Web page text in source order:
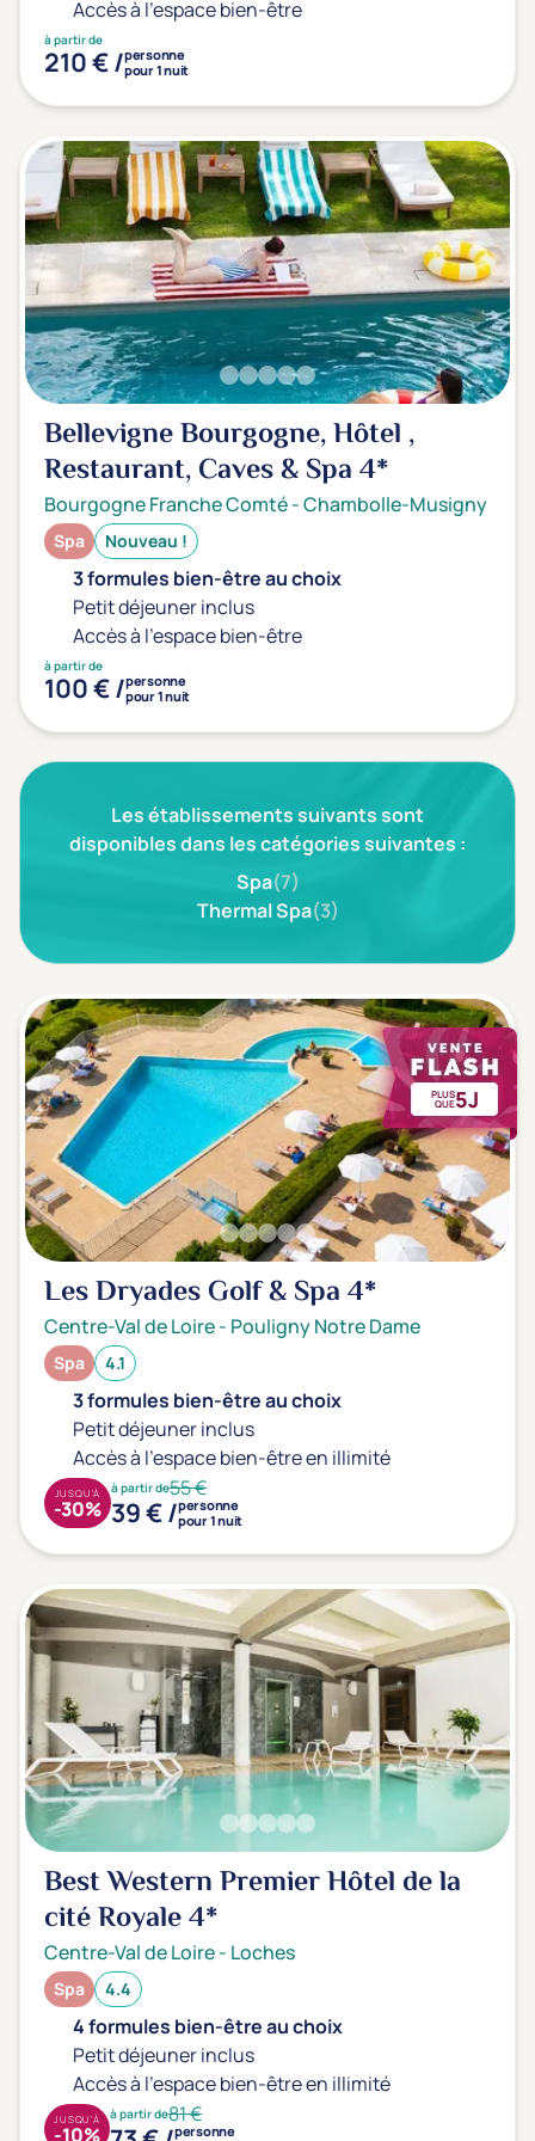
Sport
Yoga
(0)
Offres spéciales
Vente Flash & Promo
(0)
Offres spéciales Solo
(0)
Distance de chez vous
Établissements proches de chez moi
Km
Transports & hébergement
Soins sans hébergement
Offre séjour + vol inclus
Accès à l'espace bien-être
à partir de
210 € /personne
pour 1 nuit
Bellevigne Bourgogne, Hôtel ,
Restaurant, Caves & Spa4*
Bourgogne Franche Comté-Chambolle-Musigny
Spa Nouveau !
3 formules bien-être au choix
Petit déjeuner inclus
Accès à l'espace bien-être
à partir de
100 € /personne
pour 1 nuit
Les établissements suivants sont
disponibles dans les catégories suivantes :
Spa(7)
Thermal Spa(3)
PLUS
QUE5J
Les Dryades Golf & Spa4*
Centre-Val de Loire- Pouligny Notre Dame
Spa 4.1
3 formules bien-être au choix
Petit déjeuner inclus
Accès à l'espace bien-être en illimité
à partir de55 €
39 € /personne
pour 1 nuit
JUSQU'À
-30%
Best Western Premier Hôtel de la
cité Royale4*
Centre-Val de Loire- Loches
Spa 4.4
4 formules bien-être au choix
Petit déjeuner inclus
Accès à l'espace bien-être en illimité
à partir de81 €
personne
JUSQU'À
-10%